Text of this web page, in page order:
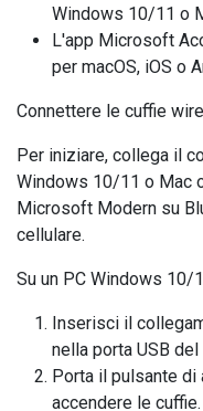
Windows 10/11 o
L'app Microsoft
per macOS, iOS o
Connettere le cuffie
Per iniziare, collega il
Windows 10/11 o Mac
Microsoft Modern su
cellulare.
Su un PC Windows 10/
Inserisci il
nella porta USB
Porta il pulsante di
accendere le cuffie.